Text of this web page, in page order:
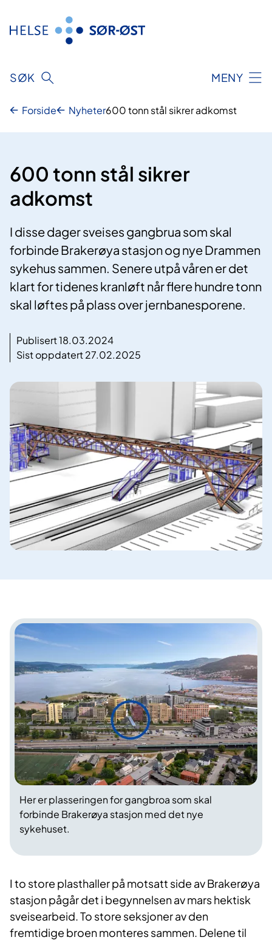
innhold
SØK MENY
Forside Nyheter600 tonn stål sikrer adkomst
600 tonn stål sikrer
adkomst
I disse dager sveises gangbrua som skal
forbinde Brakerøya stasjon og nye Drammen
sykehus sammen. Senere utpå våren er det
klart for tidenes kranløft når flere hundre tonn
skal løftes på plass over jernbanesporene.
Publisert 18.03.2024
Sist oppdatert 27.02.2025
Her er plasseringen for gangbroa som skal
forbinde Brakerøya stasjon med det nye
sykehuset.
I to store plasthaller på motsatt side av Brakerøya
stasjon pågår det i begynnelsen av mars hektisk
sveisearbeid. To store seksjoner av den
fremtidige broen monteres sammen. Delene til